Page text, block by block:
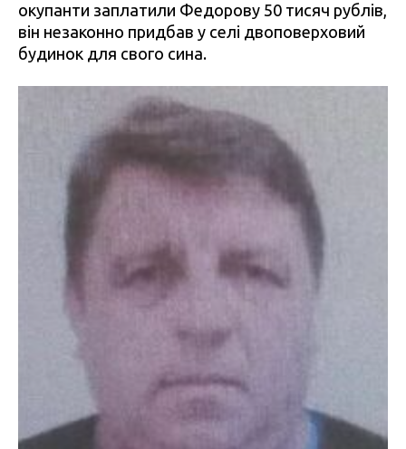
окупанти заплатили Федорову 50 тисяч рублів,
він незаконно придбав у селі двоповерховий
будинок для свого сина.